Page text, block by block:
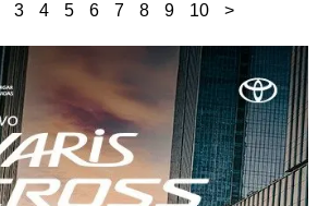
3 4 5 6 7 8 9 10 >